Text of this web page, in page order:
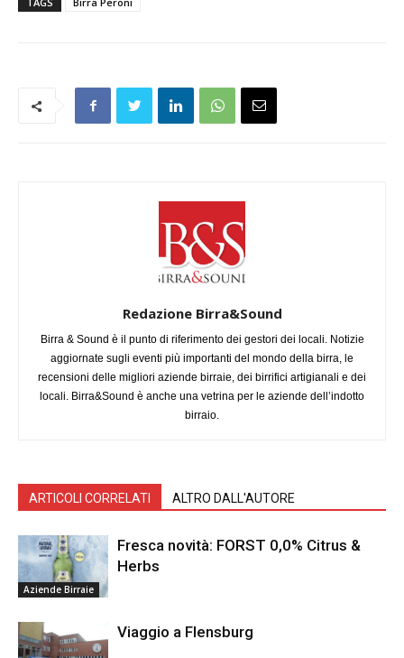
Redazione Birra&Sound
Birra & Sound è il punto di riferimento dei gestori dei locali. Notizie
aggiornate sugli eventi più importanti del mondo della birra, le
recensioni delle migliori aziende birraie, dei birrifici artigianali e dei
locali. Birra&Sound è anche una vetrina per le aziende dell’indotto
birraio.
ARTICOLI CORRELATI ALTRO DALL'AUTORE
Aziende Birraie
Fresca novità: FORST 0,0% Citrus &
Herbs
Viaggio a Flensburg